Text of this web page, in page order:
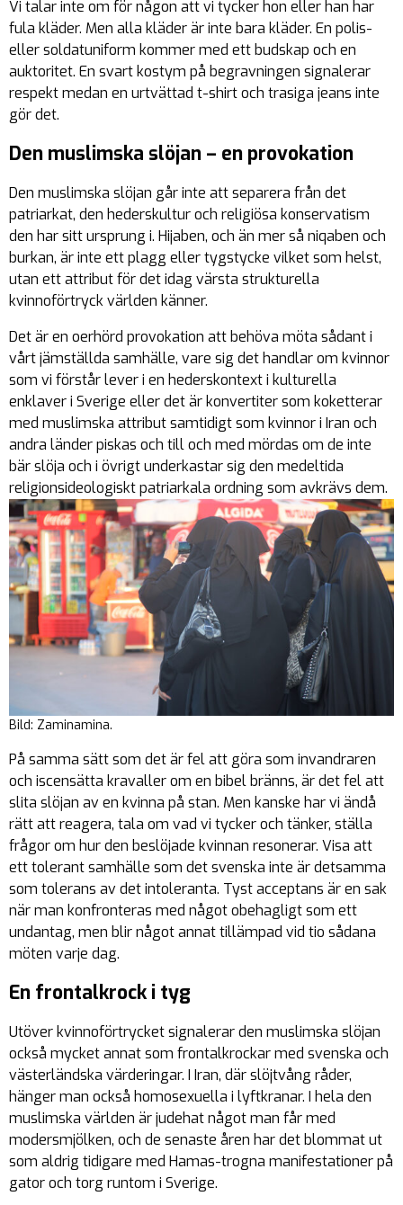
Vi talar inte om för någon att vi tycker hon eller han har
fula kläder. Men alla kläder är inte bara kläder. En polis-
eller soldatuniform kommer med ett budskap och en
auktoritet. En svart kostym på begravningen signalerar
respekt medan en urtvättad t-shirt och trasiga jeans inte
gör det.
Den muslimska slöjan – en provokation
Den muslimska slöjan går inte att separera från det
patriarkat, den hederskultur och religiösa konservatism
den har sitt ursprung i. Hijaben, och än mer så niqaben och
burkan, är inte ett plagg eller tygstycke vilket som helst,
utan ett attribut för det idag värsta strukturella
kvinnoförtryck världen känner.
Det är en oerhörd provokation att behöva möta sådant i
vårt jämställda samhälle, vare sig det handlar om kvinnor
som vi förstår lever i en hederskontext i kulturella
enklaver i Sverige eller det är konvertiter som koketterar
med muslimska attribut samtidigt som kvinnor i Iran och
andra länder piskas och till och med mördas om de inte
bär slöja och i övrigt underkastar sig den medeltida
religionsideologiskt patriarkala ordning som avkrävs dem.
Bild: Zaminamina.
På samma sätt som det är fel att göra som invandraren
och iscensätta kravaller om en bibel bränns, är det fel att
slita slöjan av en kvinna på stan. Men kanske har vi ändå
rätt att reagera, tala om vad vi tycker och tänker, ställa
frågor om hur den beslöjade kvinnan resonerar. Visa att
ett tolerant samhälle som det svenska inte är detsamma
som tolerans av det intoleranta. Tyst acceptans är en sak
när man konfronteras med något obehagligt som ett
undantag, men blir något annat tillämpad vid tio sådana
möten varje dag.
En frontalkrock i tyg
Utöver kvinnoförtrycket signalerar den muslimska slöjan
också mycket annat som frontalkrockar med svenska och
västerländska värderingar. I Iran, där slöjtvång råder,
hänger man också homosexuella i lyftkranar. I hela den
muslimska världen är judehat något man får med
modersmjölken, och de senaste åren har det blommat ut
som aldrig tidigare med Hamas-trogna manifestationer på
gator och torg runtom i Sverige.